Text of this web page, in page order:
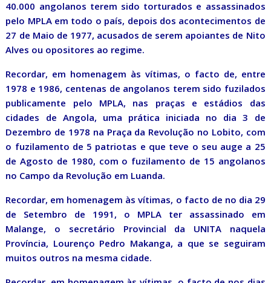
40.000 angolanos terem sido torturados e assassinados
pelo MPLA em todo o país, depois dos acontecimentos de
27 de Maio de 1977, acusados de serem apoiantes de Nito
Alves ou opositores ao regime.
Recordar, em homenagem às vítimas, o facto de, entre
1978 e 1986, centenas de angolanos terem sido fuzilados
publicamente pelo MPLA, nas praças e estádios das
cidades de Angola, uma prática iniciada no dia 3 de
Dezembro de 1978 na Praça da Revolução no Lobito, com
o fuzilamento de 5 patriotas e que teve o seu auge a 25
de Agosto de 1980, com o fuzilamento de 15 angolanos
no Campo da Revolução em Luanda.
Recordar, em homenagem às vítimas, o facto de no dia 29
de Setembro de 1991, o MPLA ter assassinado em
Malange, o secretário Provincial da UNITA naquela
Província, Lourenço Pedro Makanga, a que se seguiram
muitos outros na mesma cidade.